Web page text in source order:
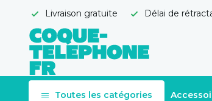
Livraison gratuite Délai de
Toutes les catégories